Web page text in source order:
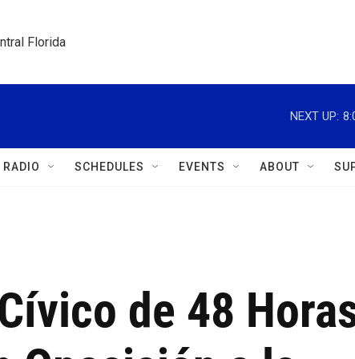
Florida
NEXT UP:
RADIO SCHEDULES EVENTS ABOUT
de 48